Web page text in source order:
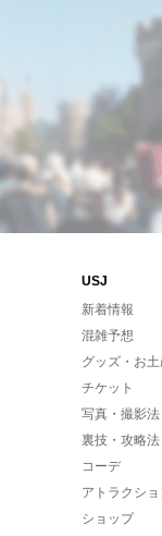
USJ
新着情報
混雑予想
グッズ・お
チケット
写真・撮影法
裏技・攻略法
コーデ
アトラクシ
ショップ